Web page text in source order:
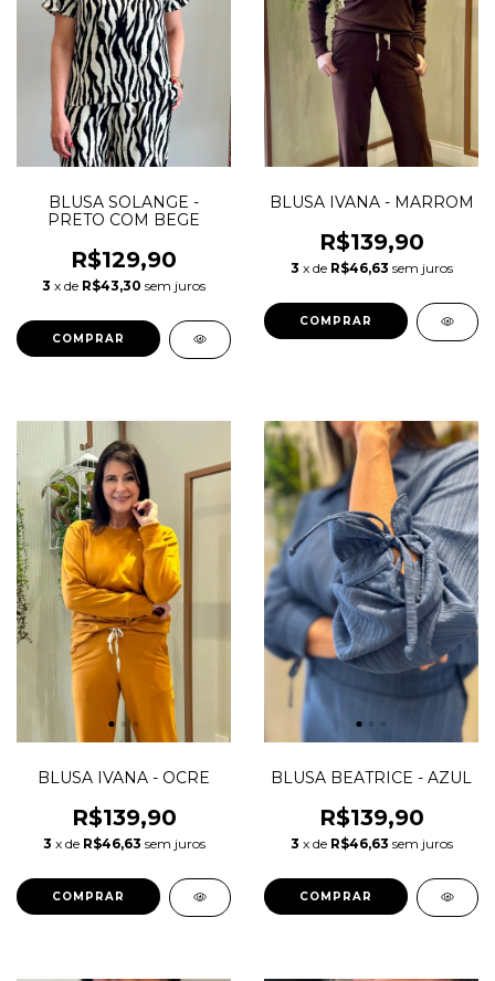
BLUSA SOLANGE -
PRETO COM BEGE
R$129,90
3 x de R$43,30 sem juros
COMPRAR
BLUSA IVANA - MARROM
R$139,90
3 x de R$46,63 sem juros
COMPRAR
BLUSA IVANA - OCRE
R$139,90
3 x de R$46,63 sem juros
COMPRAR
BLUSA BEATRICE - AZUL
R$139,90
3 x de R$46,63 sem juros
COMPRAR